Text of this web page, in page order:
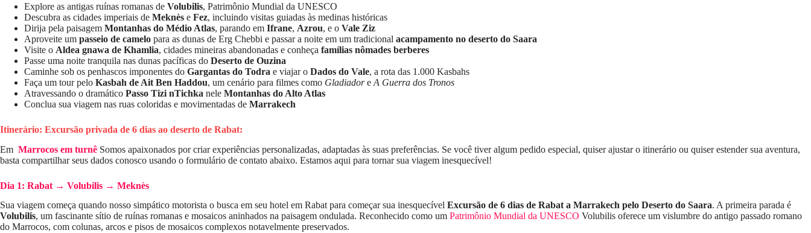
Explore as antigas ruínas romanas de Volubilis, Patrimônio Mundial da UNESCO
Descubra as cidades imperiais de Meknès e Fez, incluindo visitas guiadas às medinas históricas
Dirija pela paisagem Montanhas do Médio Atlas, parando em Ifrane, Azrou, e o Vale Ziz
Aproveite um passeio de camelo para as dunas de Erg Chebbi e passar a noite em um tradicional acampamento no deserto do Saara
Visite o Aldea gnawa de Khamlia, cidades mineiras abandonadas e conheça famílias nômades berberes
Passe uma noite tranquila nas dunas pacíficas do Deserto de Ouzina
Caminhe sob os penhascos imponentes do Gargantas do Todra e viajar o Dados do Vale, a rota das 1.000 Kasbahs
Faça um tour pelo Kasbah de Ait Ben Haddou, um cenário para filmes como Gladiadore A Guerra dos Tronos
Atravessando o dramático Passo Tizi nTichka nele Montanhas do Alto Atlas
Conclua sua viagem nas ruas coloridas e movimentadas de Marrakech
Itinerário: Excursão privada de 6 dias ao deserto de Rabat:
Em Marrocos em turnê Somos apaixonados por criar experiências personalizadas, adaptadas às suas preferências. Se você tiver algum pedido especial, quiser ajustar o itinerário ou quiser estender sua aventura,
basta compartilhar seus dados conosco usando o formulário de contato abaixo. Estamos aqui para tornar sua viagem inesquecível!
Dia 1: Rabat → Volubilis → Meknès
Sua viagem começa quando nosso simpático motorista o busca em seu hotel em Rabat para começar sua inesquecível Excursão de 6 dias de Rabat a Marrakech pelo Deserto do Saara. A primeira parada é
Volubilis, um fascinante sítio de ruínas romanas e mosaicos aninhados na paisagem ondulada. Reconhecido como um Patrimônio Mundial da UNESCO Volubilis oferece um vislumbre do antigo passado romano
do Marrocos, com colunas, arcos e pisos de mosaicos complexos notavelmente preservados.